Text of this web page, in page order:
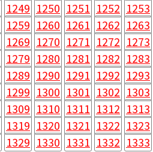
1249 1250 1251 1252 1253
1259 1260 1261 1262 1263
1269 1270 1271 1272 1273
1279 1280 1281 1282 1283
1289 1290 1291 1292 1293
1299 1300 1301 1302 1303
1309 1310 1311 1312 1313
1319 1320 1321 1322 1323
1329 1330 1331 1332 1333